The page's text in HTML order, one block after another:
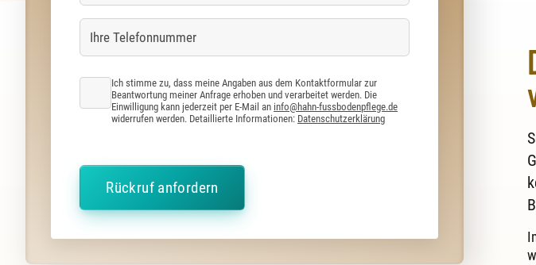
Ich stimme zu, dass meine Angaben aus dem Kontaktformular zur
Beantwortung meiner Anfrage erhoben und verarbeitet werden. Die
Einwilligung kann jederzeit per E-Mail an info@hahn-fussbodenpflege.de
widerrufen werden. Detaillierte Informationen: Datenschutzerklärung